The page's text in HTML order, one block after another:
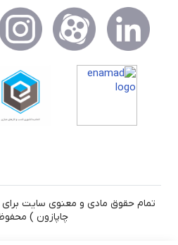
تمام حقوق مادی و معنوی سایت
چاپازون )